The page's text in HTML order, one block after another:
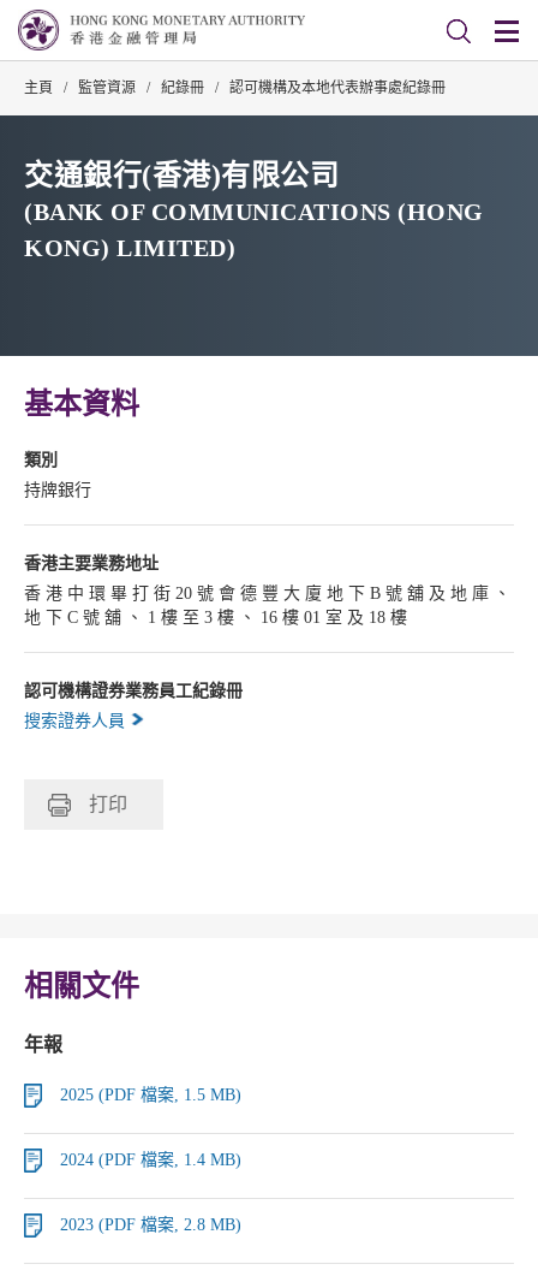
主頁 / 監管資源 / 紀錄冊 / 認可機構及本地代表辦事處紀錄冊
交通銀行(香港)有限公司
(BANK OF COMMUNICATIONS (HONG
KONG) LIMITED)
基本資料
類別
持牌銀行
香港主要業務地址
香 港 中 環 畢 打 街 20 號 會 德 豐 大 廈 地 下 B 號 舖 及 地 庫 、
地 下 C 號 舖 、 1 樓 至 3 樓 、 16 樓 01 室 及 18 樓
認可機構證券業務員工紀錄冊
搜索證券人員
打印
相關文件
年報
2025 (PDF 檔案, 1.5 MB)
2024 (PDF 檔案, 1.4 MB)
2023 (PDF 檔案, 2.8 MB)